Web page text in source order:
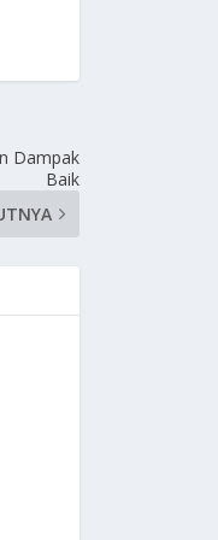
Dampak
Baik